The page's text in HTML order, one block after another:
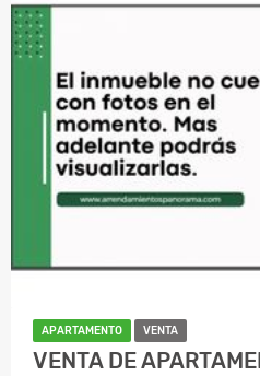
APARTAMENTO VENTA
VENTA DE